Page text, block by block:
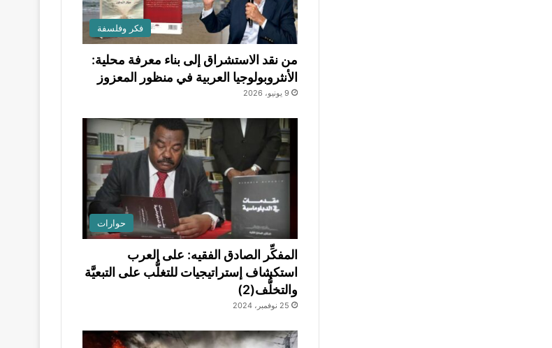
فكر وفلسفة
من نقد الاستشراق إلى بناء معرفة محلية:
الأنثروبولوجيا العربية في منظور المعزوز
9 يونيو، 2026
حوارات
المفكِّر الصادق الفقيه: على العرب
استكشاف إستراتيجيات للتغلُّب على التبعيَّة
والتخلُّف(2)
25 نوفمبر، 2024